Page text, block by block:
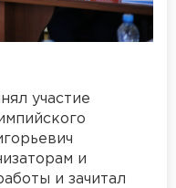
участие
и
и зачитал